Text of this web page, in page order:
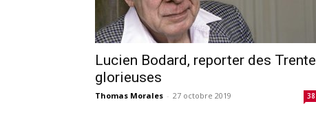
Lucien Bodard, reporter des Trente
glorieuses
Thomas Morales - 27 octobre 2019 38